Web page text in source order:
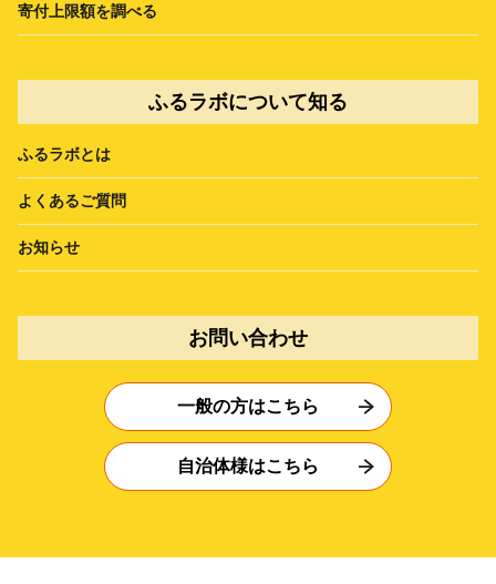
寄付上限額を調べる
ふるラボについて知る
ふるラボとは
よくあるご質問
お知らせ
お問い合わせ
一般の方はこちら
自治体様はこちら